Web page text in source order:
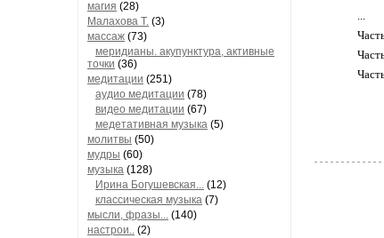
магия (28)
Малахова Т. (3)
массаж (73)
меридианы. акупунктура, активные
точки (36)
медитации (251)
аудио медитации (78)
видео медитации (67)
медетативная музыка (5)
молитвы (50)
мудры (60)
музыка (128)
Ирина Богушевская... (12)
классическая музыка (7)
мысли, фразы... (140)
настрои.. (2)
...